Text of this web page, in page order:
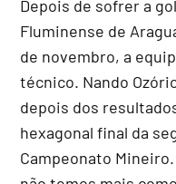
Depois de sofrer a
Fluminense de
de novembro, a
técnico. Nando
depois dos
hexagonal final da
Campeonato